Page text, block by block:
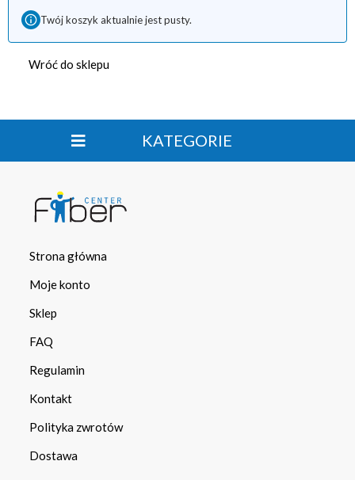
Twój koszyk aktualnie jest pusty.
Wróć do sklepu
KATEGORIE
Strona główna
Moje konto
Sklep
FAQ
Regulamin
Kontakt
Polityka zwrotów
Dostawa